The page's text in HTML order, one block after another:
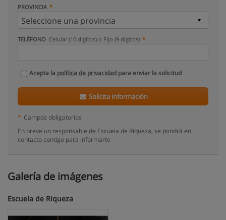
PROVINCIA
TELÉFONO Celular (10 dígitos) o Fijo (9 dígitos)
Acepta la política de privacidad para enviar la solicitud
Solicita información
* Campos obligatorios
En breve un responsable de Escuela de Riqueza, se pondrá en
contacto contigo para informarte
Galería de imágenes
Escuela de Riqueza